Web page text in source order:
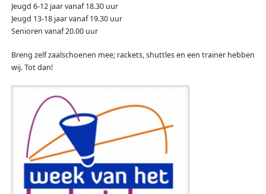
Jeugd 6-12 jaar vanaf 18.30 uur
Jeugd 13-18 jaar vanaf 19.30 uur
Senioren vanaf 20.00 uur
Breng zelf zaalschoenen mee; rackets, shuttles en een trainer hebben
wij. Tot dan!